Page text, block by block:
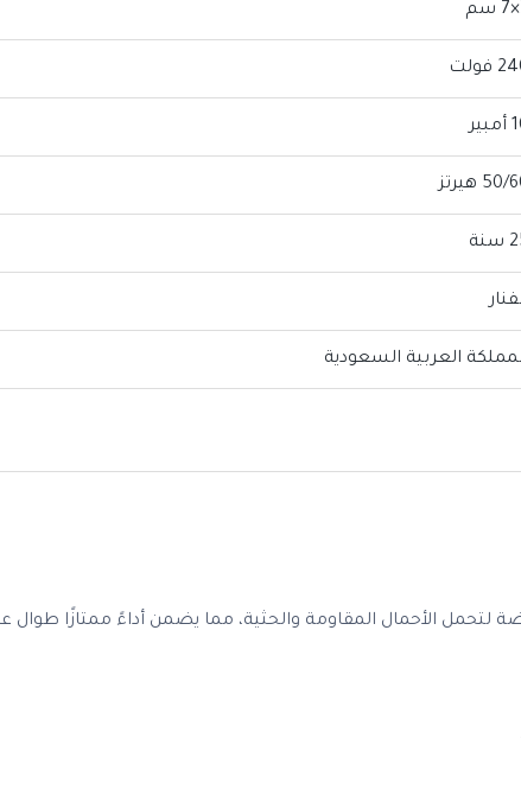
فولت
60 هيرتز
العربية السعودية
لتحمل الأحمال المقاومة والحثية، مما يضمن أداءً ممتازًا طوال